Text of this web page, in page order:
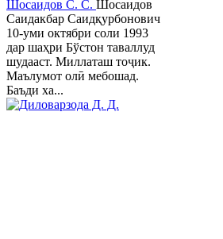
Шосаидов С. С. Шосаидов
Саидакбар Саидқурбонович
10-уми октябри соли 1993
дар шаҳри Бўстон таваллуд
шудааст. Миллаташ тоҷик.
Маълумот олӣ мебошад.
Баъди ха...